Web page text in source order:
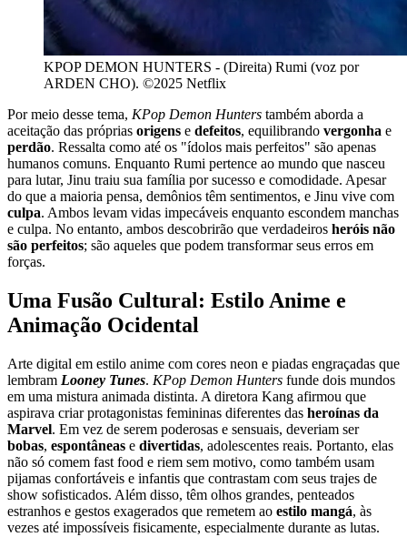
KPOP DEMON HUNTERS - (Direita) Rumi (voz por
ARDEN CHO). ©2025 Netflix
Por meio desse tema, KPop Demon Hunters também aborda a
aceitação das próprias origens e defeitos, equilibrando vergonha e
perdão. Ressalta como até os "ídolos mais perfeitos" são apenas
humanos comuns. Enquanto Rumi pertence ao mundo que nasceu
para lutar, Jinu traiu sua família por sucesso e comodidade. Apesar
do que a maioria pensa, demônios têm sentimentos, e Jinu vive com
culpa. Ambos levam vidas impecáveis enquanto escondem manchas
e culpa. No entanto, ambos descobrirão que verdadeiros heróis não
são perfeitos; são aqueles que podem transformar seus erros em
forças.
Uma Fusão Cultural: Estilo Anime e
Animação Ocidental
Arte digital em estilo anime com cores neon e piadas engraçadas que
lembram Looney Tunes. KPop Demon Hunters funde dois mundos
em uma mistura animada distinta. A diretora Kang afirmou que
aspirava criar protagonistas femininas diferentes das heroínas da
Marvel. Em vez de serem poderosas e sensuais, deveriam ser
bobas, espontâneas e divertidas, adolescentes reais. Portanto, elas
não só comem fast food e riem sem motivo, como também usam
pijamas confortáveis e infantis que contrastam com seus trajes de
show sofisticados. Além disso, têm olhos grandes, penteados
estranhos e gestos exagerados que remetem ao estilo mangá, às
vezes até impossíveis fisicamente, especialmente durante as lutas.